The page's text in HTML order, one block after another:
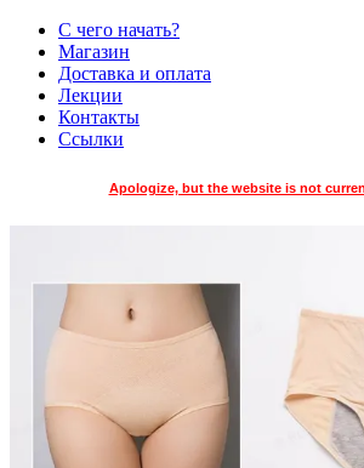
С чего начать?
Магазин
Доставка и оплата
Лекции
Контакты
Ссылки
Apologize, but the website is not